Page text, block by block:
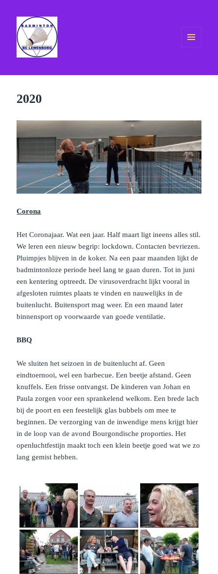
2020
Corona
Het Coronajaar. Wat een jaar. Half maart ligt ineens alles stil.
We leren een nieuw begrip: lockdown. Contacten bevriezen.
Pluimpjes blijven in de koker. Na een paar maanden lijkt de
badmintonloze periode heel lang te gaan duren. Tot in juni
een kentering optreedt. De virusoverdracht lijkt vooral in
afgesloten ruimtes plaats te vinden en nauwelijks in de
buitenlucht. Buitensport mag weer. En een maand later
binnensport op voorwaarde van goede ventilatie.
BBQ
We sluiten het seizoen in de buitenlucht af. Geen
eindtoernooi, wel een barbecue. Een beetje afstand. Geen
knuffels. Een frisse ontvangst. De kinderen van Johan en
Paula zorgen voor een sprankelend welkom. Een brede lach
bij de poort en een feestelijk glas bubbels om mee te
beginnen. De verzorging van de inwendige mens krijgt hier
in de loop van de avond Bourgondische proporties. Het
openluchtfestijn maakt toch een klein beetje goed wat we zo
lang gemist hebben.